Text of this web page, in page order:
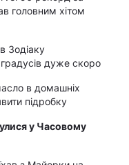
головним хітом
Зодіаку
дуже скоро
в домашніх
підробку
у Часовому